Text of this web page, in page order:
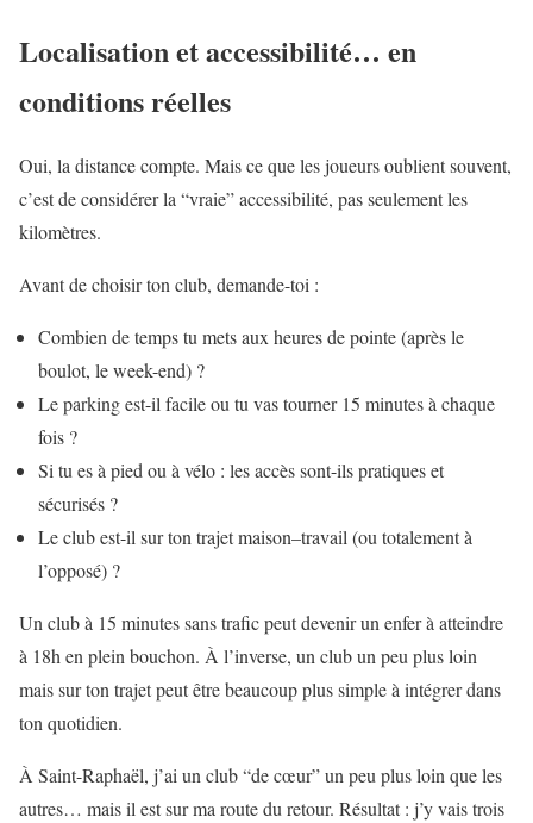
Localisation et accessibilité… en
conditions réelles
Oui, la distance compte. Mais ce que les joueurs oublient souvent,
c’est de considérer la “vraie” accessibilité, pas seulement les
kilomètres.
Avant de choisir ton club, demande-toi :
Combien de temps tu mets aux heures de pointe (après le
boulot, le week-end) ?
Le parking est-il facile ou tu vas tourner 15 minutes à chaque
fois ?
Si tu es à pied ou à vélo : les accès sont-ils pratiques et
sécurisés ?
Le club est-il sur ton trajet maison–travail (ou totalement à
l’opposé) ?
Un club à 15 minutes sans trafic peut devenir un enfer à atteindre
à 18h en plein bouchon. À l’inverse, un club un peu plus loin
mais sur ton trajet peut être beaucoup plus simple à intégrer dans
ton quotidien.
À Saint-Raphaël, j’ai un club “de cœur” un peu plus loin que les
autres… mais il est sur ma route du retour. Résultat : j’y vais trois